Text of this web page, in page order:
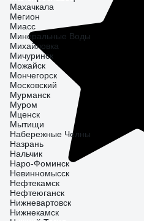
Махачкала
Мегион
Миасс
Минеральные Воды
Михайловка
Мичуринск
Можайск
Мончегорск
Московский
Мурманск
Муром
Мценск
Мытищи
Набережные Челны
Назрань
Нальчик
Наро-Фоминск
Невинномысск
Нефтекамск
Нефтеюганск
Нижневартовск
Нижнекамск